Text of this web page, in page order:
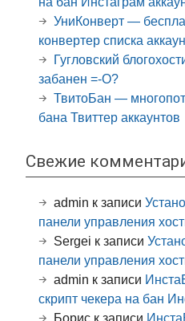
УниКонверт —
конвертер списка
Гугловский
забанен =-O?
ТвитоБан —
бана Твиттер аккаунтов
Свежие
admin к записи
панели управления
Sergei к записи
панели управления
admin к записи
скрипт чекера на бан